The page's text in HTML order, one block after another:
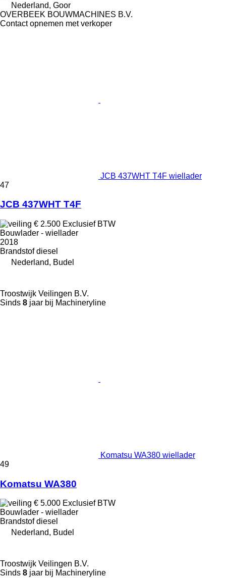
Nederland, Goor
OVERBEEK BOUWMACHINES B.V.
Contact opnemen met verkoper
JCB 437WHT T4F wiellader
47
JCB 437WHT T4F
€ 2.500 Exclusief BTW
Bouwlader - wiellader
2018
Brandstof diesel
Nederland, Budel
Troostwijk Veilingen B.V.
Sinds 8 jaar bij Machineryline
Komatsu WA380 wiellader
49
Komatsu WA380
€ 5.000 Exclusief BTW
Bouwlader - wiellader
Brandstof diesel
Nederland, Budel
Troostwijk Veilingen B.V.
Sinds 8 jaar bij Machineryline